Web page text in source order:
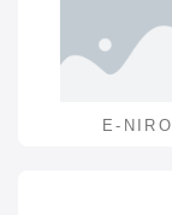
E-NIRO